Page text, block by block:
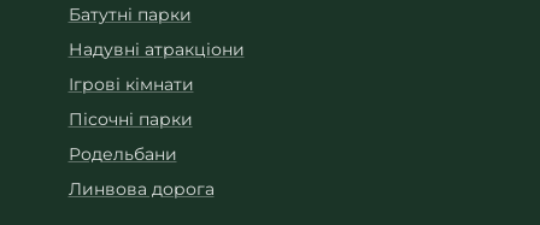
Батутні парки
Надувні атракціони
Ігрові кімнати
Пісочні парки
Родельбани
Линвова дорога